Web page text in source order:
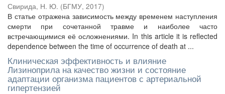
Свирида, Н. Ю. (БГМУ, 2017)
В статье отражена зависимость между временем наступления
смерти при сочетанной травме и наиболее часто
встречающимися её осложнениями. In this article it is reflected
dependence between the time of occurrence of death at ...
Клиническая эффективность и влияние
Лизиноприла на качество жизни и состояние
адаптации организма пациентов с артериальной
гипертензией